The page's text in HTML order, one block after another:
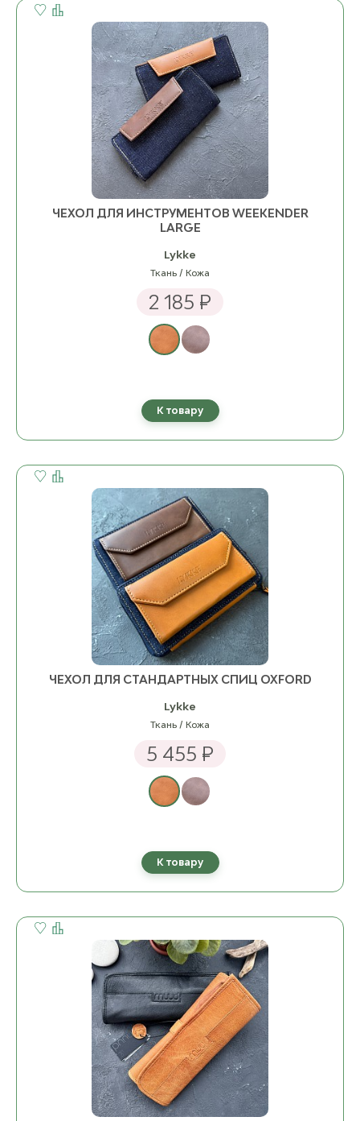
ЧЕХОЛ ДЛЯ ИНСТРУМЕНТОВ WEEKENDER
LARGE
Lykke
Ткань / Кожа
2 185 ₽
К товару
ЧЕХОЛ ДЛЯ СТАНДАРТНЫХ СПИЦ OXFORD
Lykke
Ткань / Кожа
5 455 ₽
К товару